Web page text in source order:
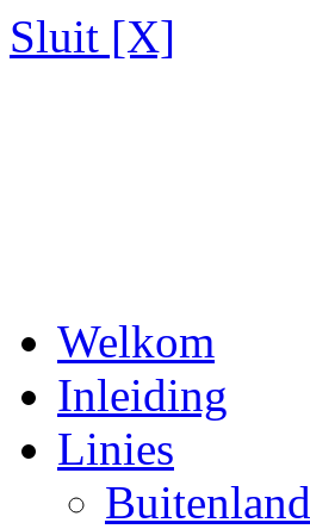
Sluit [X]
Welkom
Inleiding
Linies
Buitenland